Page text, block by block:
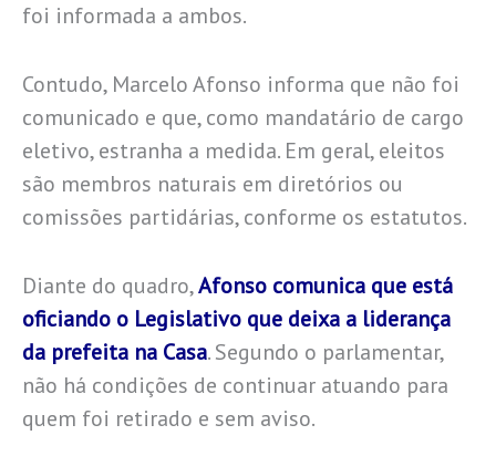
foi informada a ambos.
Contudo, Marcelo Afonso informa que não foi
comunicado e que, como mandatário de cargo
eletivo, estranha a medida. Em geral, eleitos
são membros naturais em diretórios ou
comissões partidárias, conforme os estatutos.
Diante do quadro,Afonso comunica que está
oficiando o Legislativo que deixa a liderança
da prefeita na Casa. Segundo o parlamentar,
não há condições de continuar atuando para
quem foi retirado e sem aviso.